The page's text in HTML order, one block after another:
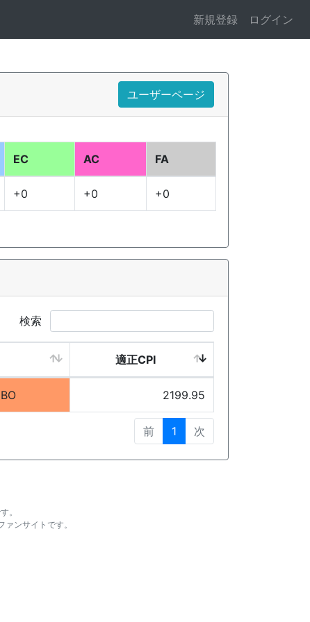
新規登録 ログイン
ユーザーページ
EC AC FA
+0 +0 +0
検索
適正CPI
2199.95
前 1 次
。
ンサイトです。